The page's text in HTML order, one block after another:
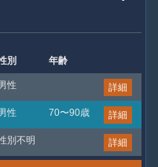
別 年齢
性 詳細
性 70〜90歳 詳細
別不明 詳細